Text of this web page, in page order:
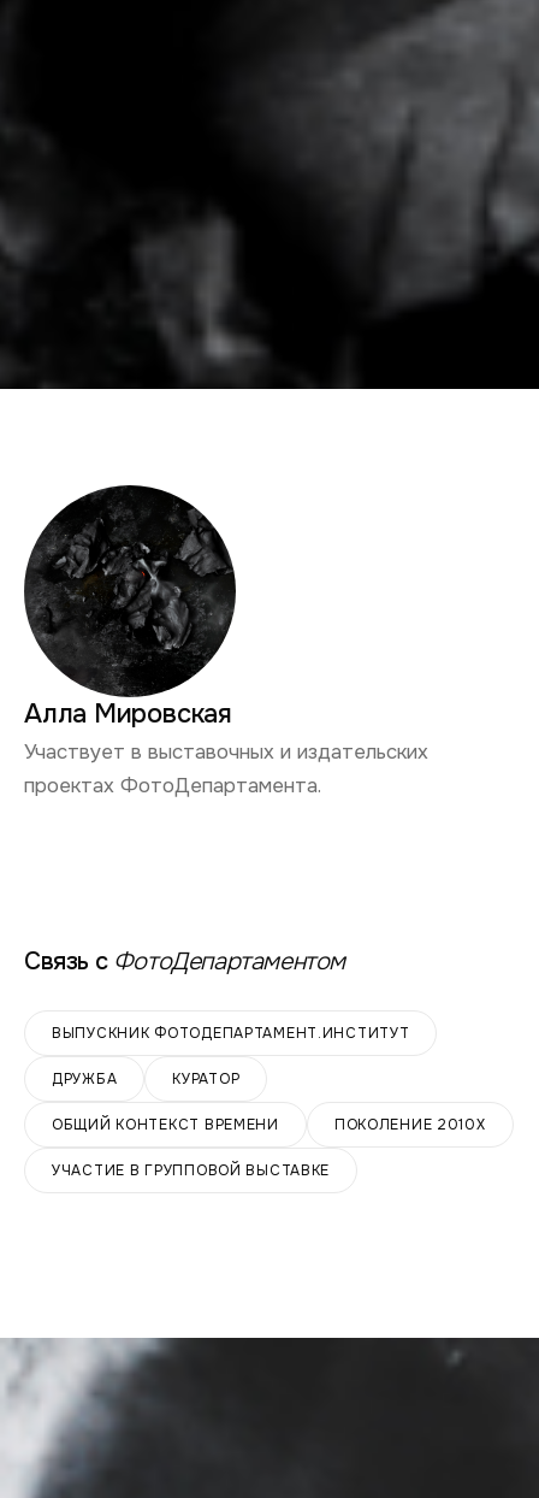
Алла Мировская
Участвует в выставочных и издательских
проектах ФотоДепартамента.
Связь с ФотоДепартаментом
ВЫПУСКНИК ФОТОДЕПАРТАМЕНТ.ИНСТИТУТ
ДРУЖБА КУРАТОР
ОБЩИЙ КОНТЕКСТ ВРЕМЕНИ ПОКОЛЕНИЕ 2010Х
УЧАСТИЕ В ГРУППОВОЙ ВЫСТАВКЕ